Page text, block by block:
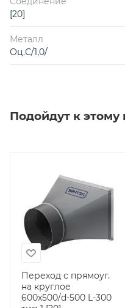
[20]
Металл
Оц.С/1,0/
Подойдут к этому
Переход с прямоуг.
на круглое
600х500/d-500 L-300